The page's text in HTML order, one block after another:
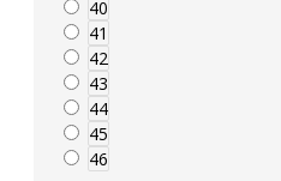
40
41
42
43
44
45
46